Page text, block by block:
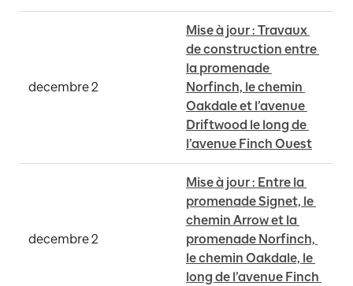
decembre 2
Mise à jour : Travaux
de construction entre
la promenade
Norfinch, le chemin
Oakdale et l’avenue
Driftwood le long de
l’avenue Finch Ouest
decembre 2
Mise à jour : Entre la
promenade Signet, le
chemin Arrow et la
promenade Norfinch,
le chemin Oakdale, le
long de l’avenue Finch